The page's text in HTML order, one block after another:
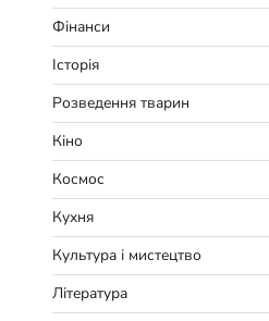
Фінанси
Історія
Розведення тварин
Кіно
Космос
Кухня
Культура і мистецтво
Література